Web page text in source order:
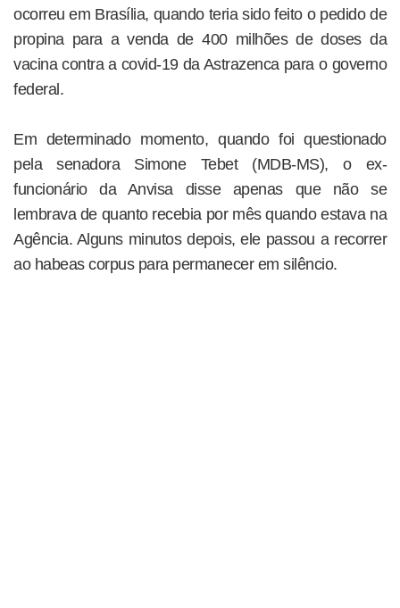
ocorreu em Brasília, quando teria sido feito o pedido de
propina para a venda de 400 milhões de doses da
vacina contra a covid-19 da Astrazenca para o governo
federal.
Em determinado momento, quando foi questionado
pela senadora Simone Tebet (MDB-MS), o ex-
funcionário da Anvisa disse apenas que não se
lembrava de quanto recebia por mês quando estava na
Agência. Alguns minutos depois, ele passou a recorrer
ao habeas corpus para permanecer em silêncio.